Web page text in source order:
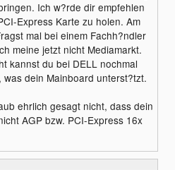
Ich w?rde dir empfehlen
Express Karte zu holen. Am
mal bei einem Fachh?ndler
meine jetzt nicht Mediamarkt.
kannst du bei DELL nochmal
was dein Mainboard unterst?tzt.
ehrlich gesagt nicht, dass dein
AGP bzw. PCI-Express 16x